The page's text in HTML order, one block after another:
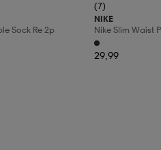
Sock Re 2p
(7)
NIKE
Nike Slim Waist
29,99